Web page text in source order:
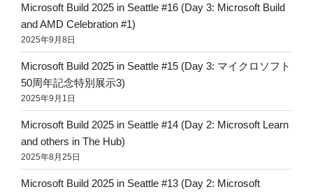
Microsoft Build 2025 in Seattle #16 (Day 3: Microsoft Build
and AMD Celebration #1)
2025年9月8日
Microsoft Build 2025 in Seattle #15 (Day 3: マイクロソフト
50周年記念特別展示3)
2025年9月1日
Microsoft Build 2025 in Seattle #14 (Day 2: Microsoft Learn
and others in The Hub)
2025年8月25日
Microsoft Build 2025 in Seattle #13 (Day 2: Microsoft